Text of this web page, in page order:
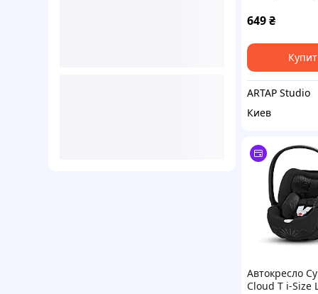
649₴
ARTAP Studio
Киев
Автокресло
Cloud T i-Size